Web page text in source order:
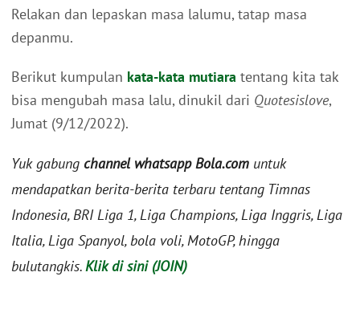
Relakan dan lepaskan masa lalumu, tatap masa
depanmu.
Berikut kumpulan kata-kata mutiara tentang kita tak
bisa mengubah masa lalu, dinukil dari Quotesislove,
Jumat (9/12/2022).
Yuk gabung channel whatsapp Bola.com untuk
mendapatkan berita-berita terbaru tentang Timnas
Indonesia, BRI Liga 1, Liga Champions, Liga Inggris, Liga
Italia, Liga Spanyol, bola voli, MotoGP, hingga
bulutangkis.Klik di sini (JOIN)